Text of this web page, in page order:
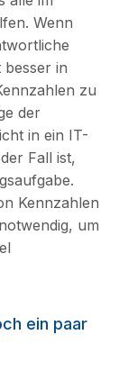
Wenn
besser in
zu
der
in ein IT-
Fall ist,
Kennzahlen
um
ein paar